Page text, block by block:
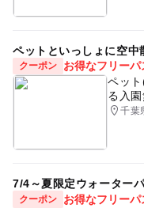
ペットといっしょに空中
クーポン
お得なフリーパ
ペッ
る入
千葉
7/4～夏限定ウォーター
クーポン
お得なフリー